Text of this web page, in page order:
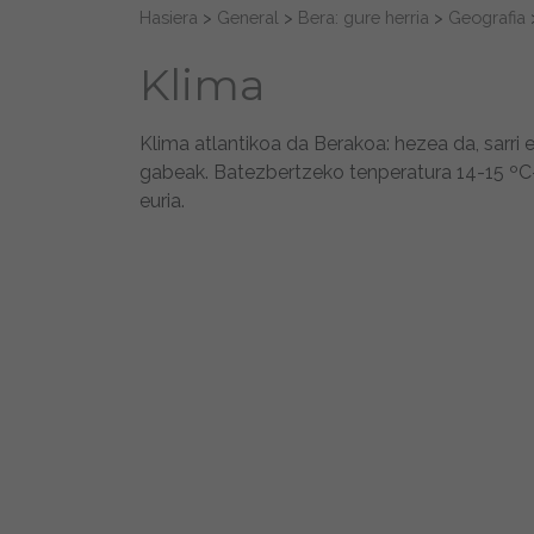
Search for:
Hasiera > General > Bera: gure herria > Geografia
Klima
Klima atlantikoa da Berakoa: hezea da,
gabeak. Batezbertzeko tenperatura 14-15
euria.